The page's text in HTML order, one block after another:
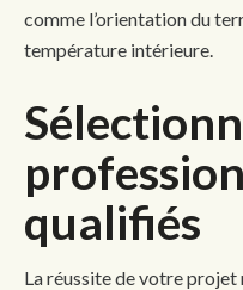
comme l’orientation du
température intérieure.
qualifiés
La réussite de votre